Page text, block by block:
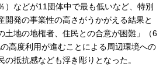
）などが11団体中で最も低いなど、特別
開発の事業性の高さがうかがえる結果と
土地の地権者、住民との合意が困難」（6
高度利用が進むことによる周辺環境への
抵抗感なども浮き彫りとなった。